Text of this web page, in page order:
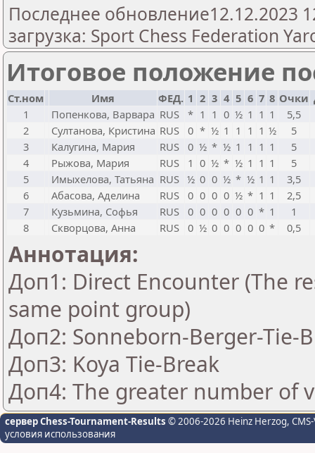
Последнее обновление12.12.2023
загрузка: Sport Chess Federation
Итоговое положение
Ст.ном Имя ФЕД. 1 2 3 4 5 6 7 8 Очки
1
Попенкова, Варвара RUS * 1 1 0 ½ 1 1 1
5,5
2
Султанова, Кристина RUS 0 * ½ 1 1 1 1 ½
5
3
Калугина, Мария RUS 0 ½ * ½ 1 1 1 1
5
4
Рыжова, Мария RUS 1 0 ½ * ½ 1 1 1
5
5
Имыхелова, Татьяна RUS ½ 0 0 ½ * ½ 1 1
3,5
6
Абасова, Аделина RUS 0 0 0 0 ½ * 1 1
2,5
7
Кузьмина, Софья RUS 0 0 0 0 0 0 * 1
1
8
Скворцова, Анна RUS 0 ½ 0 0 0 0 0 * 0,5
Аннотация:
Доп1: Direct Encounter (The
same point group)
Доп2: Sonneborn-Berger-Tie-
Доп3: Koya Tie-Break
Доп4: The greater number of
сервер Chess-Tournament-Results © 2006-2026 Heinz Herzog,
условия использования